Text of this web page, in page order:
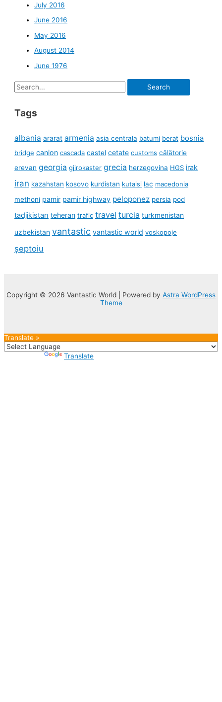
July 2016
June 2016
May 2016
August 2014
June 1976
Search
Tags
albania ararat armenia asia centrala batumi berat bosnia
bridge canion cascada castel cetate customs călătorie
erevan georgia gjirokaster grecia herzegovina HGS irak
iran kazahstan kosovo kurdistan kutaisi lac macedonia
methoni pamir pamir highway peloponez persia pod
tadjikistan teheran trafic travel turcia turkmenistan
uzbekistan vantastic vantastic world voskopoje
șeptoiu
Copyright © 2026 Vantastic World | Powered by Astra WordPress
Theme
Translate »
Translate